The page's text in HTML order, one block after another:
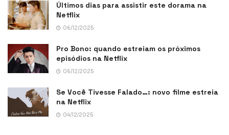
Últimos dias para assistir este dorama na
Netflix
06/12/2025
Pro Bono: quando estreiam os próximos
episódios na Netflix
06/12/2025
Se Você Tivesse Falado…: novo filme estreia
na Netflix
04/12/2025